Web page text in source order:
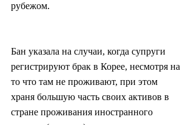
рубежом.
Бан указала на случаи, когда супруги
регистрируют брак в Корее, несмотря на
то что там не проживают, при этом
храня большую часть своих активов в
стране проживания иностранного